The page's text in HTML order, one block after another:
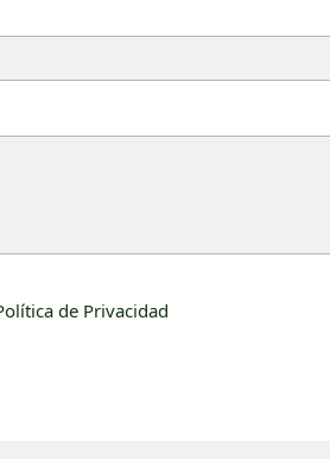
de Privacidad